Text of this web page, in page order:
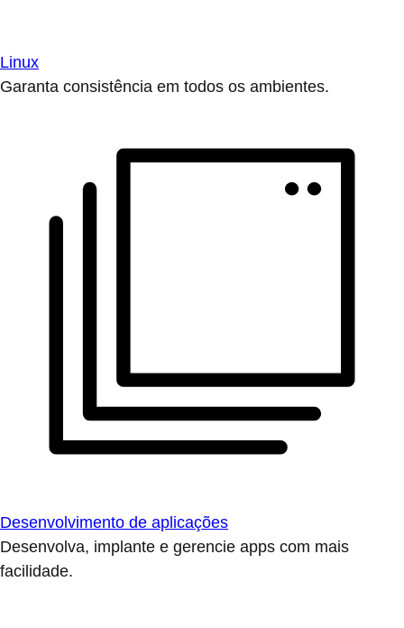
Linux
Garanta consistência em todos os ambientes.
Desenvolvimento de aplicações
Desenvolva, implante e gerencie apps com mais
facilidade.